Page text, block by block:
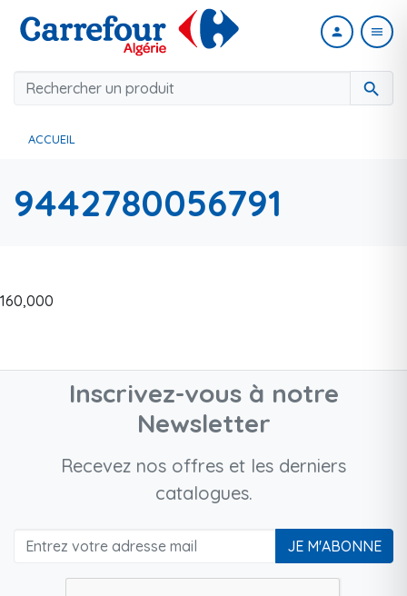
search
person menu
ACCUEIL
9442780056791
160,000
Inscrivez-vous à notre
Newsletter
Recevez nos offres et les derniers
catalogues.
JE M'ABONNE